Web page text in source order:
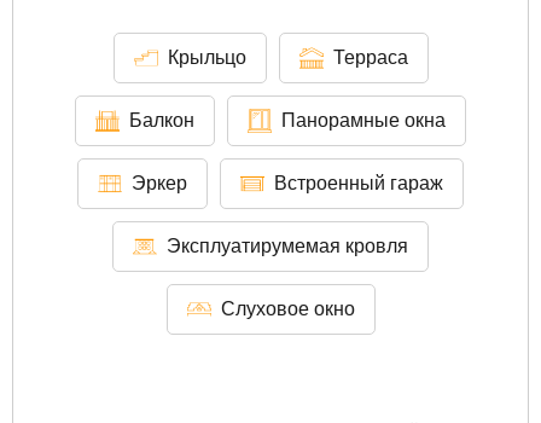
Крыльцо Терраса
Балкон Панорамные окна
Эркер Встроенный гараж
Эксплуатирумемая кровля
Слуховое окно